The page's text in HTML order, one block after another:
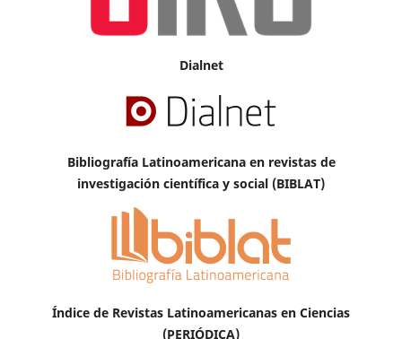
Dialnet
Bibliografía Latinoamericana en revistas de
investigación científica y social (BIBLAT)
Índice de Revistas Latinoamericanas en Ciencias
(PERIÓDICA)